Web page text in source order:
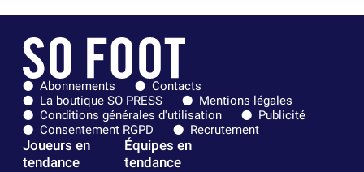
Abonnements
Contacts
La boutique SO PRESS
Mentions légales
Conditions générales d'utilisation
Publicité
Consentement RGPD
Recrutement
Joueurs en
tendance
Équipes en
tendance